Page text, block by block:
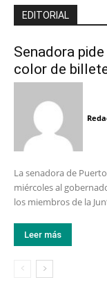
EDITORIAL
Senadora
color de
La senadora de
miércoles al
los miembros de la
Leer más